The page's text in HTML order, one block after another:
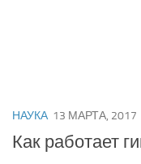
НАУКА 13 МАРТА, 2017
Как работает